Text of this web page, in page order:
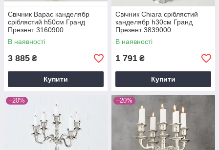
Свічник Варас канделябр
сріблястий h50см Гранд
Презент 3160900
В наявності
3 885 ₴
Купити
Свічник Chiara сріблястий
канделябр h30см Гранд
Презент 3839000
В наявності
1 791 ₴
Купити
–20% –20%